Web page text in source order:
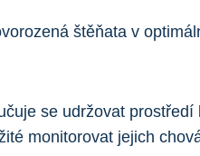
štěňata v
se udržovat prostředí
monitorovat jejich